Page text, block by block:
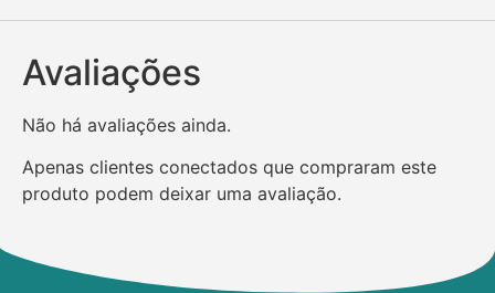
Avaliações
Não há avaliações ainda.
Apenas clientes conectados que compraram este
produto podem deixar uma avaliação.